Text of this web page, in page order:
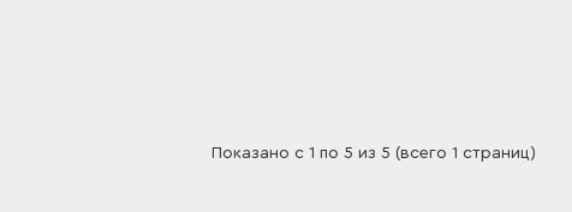
Показано с 1 по 5 из 5 (всего 1 страниц)